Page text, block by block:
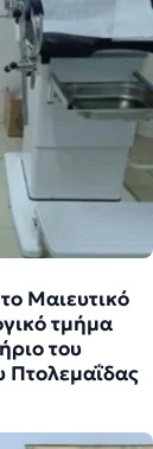
Μαιευτικό
τμήμα
του